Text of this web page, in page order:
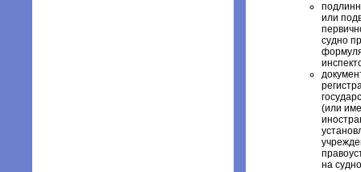
или
судно
(или
на